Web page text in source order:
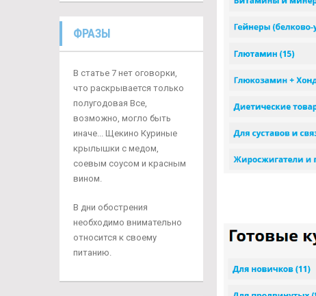
ФРАЗЫ
В статье 7 нет оговорки,
что раскрывается только
полугодовая Все,
возможно, могло быть
иначе... Щекино Куриные
крылышки с медом,
соевым соусом и красным
вином.
В дни обострения
необходимо внимательно
относится к своему
питанию.